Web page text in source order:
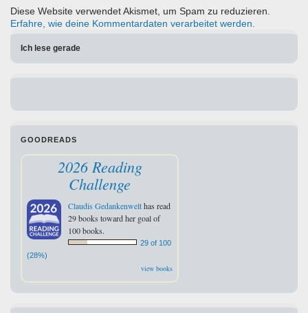
Diese Website verwendet Akismet, um Spam zu reduzieren.
Erfahre, wie deine Kommentardaten verarbeitet werden.
Ich lese gerade
GOODREADS
2026 Reading
Challenge
Claudis Gedankenwelthas read
29 books toward her goal of
100 books.
29 of 100
(28%)
view books